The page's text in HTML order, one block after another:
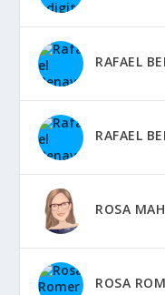
RAFAEL
RAFAEL
ROSA
ROSA